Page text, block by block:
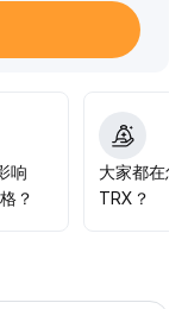
响
？
大家都在怎
TRX？